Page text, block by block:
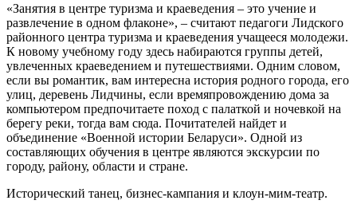
«Занятия в центре туризма и краеведения – это учение и
развлечение в одном флаконе», – считают педагоги Лидского
районного центра туризма и краеведения учащееся молодежи.
К новому учебному году здесь набираются группы детей,
увлеченных краеведением и путешествиями. Одним словом,
если вы романтик, вам интересна история родного города, его
улиц, деревень Лидчины, если времяпровождению дома за
компьютером предпочитаете поход с палаткой и ночевкой на
берегу реки, тогда вам сюда. Почитателей найдет и
объединение «Военной истории Беларуси». Одной из
составляющих обучения в центре являются экскурсии по
городу, району, области и стране.
Исторический танец, бизнес-кампания и клоун-мим-театр.